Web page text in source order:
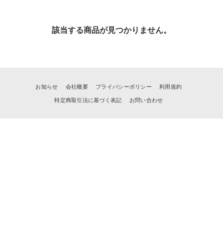
該当する商品が見つかりません。
お知らせ 会社概要 プライバシーポリシー 利用規約
特定商取引法に基づく表記 お問い合わせ